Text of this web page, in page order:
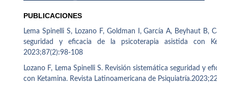
PUBLICACIONES
Lema Spinelli S, Lozano F, Goldman I, García A, Beyhaut B,
seguridad y eficacia de la psicoterapia asistida con
2023;87(2):98-108
Lozano F, Lema Spinelli S. Revisión sistemática seguridad y
con Ketamina. Revista Latinoamericana de